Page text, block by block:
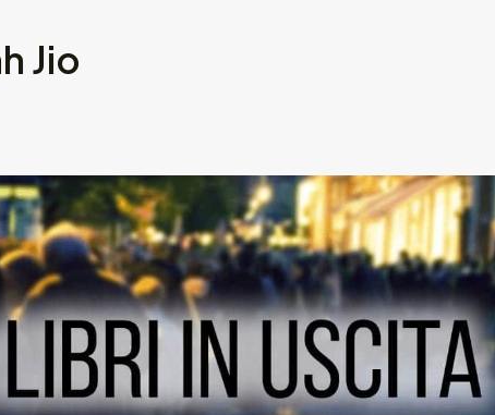
Jio